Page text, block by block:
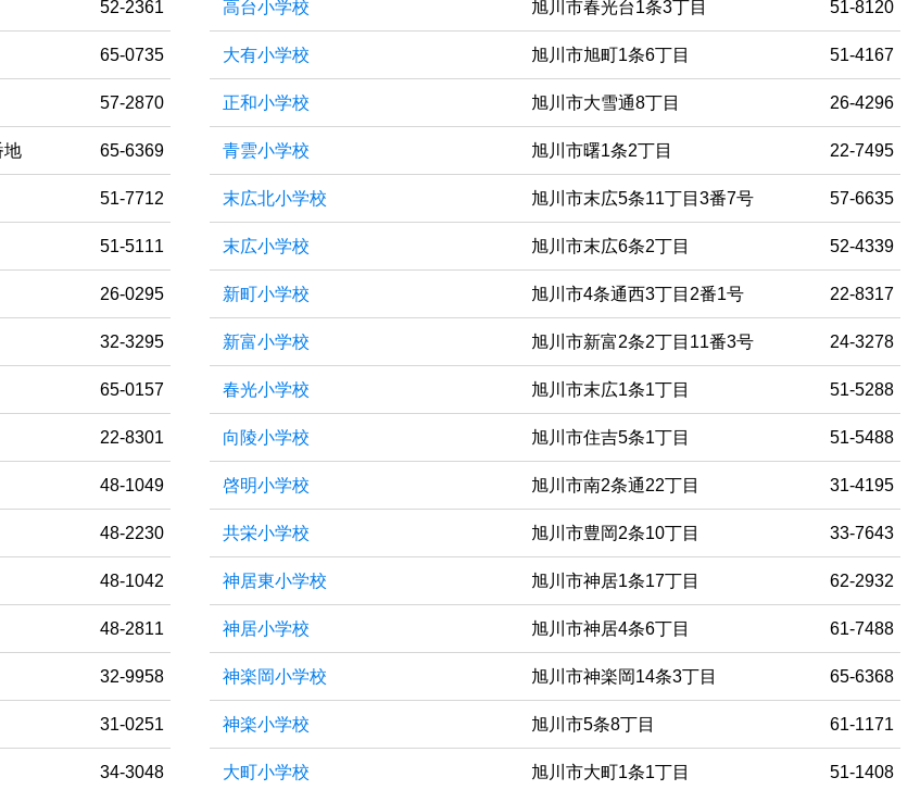
52-2361
65-0735
57-2870
地 65-6369
51-7712
51-5111
26-0295
32-3295
65-0157
22-8301
48-1049
48-2230
48-1042
48-2811
32-9958
31-0251
34-3048
高台小学校 旭川市春光台1条3丁目 51-8120
大有小学校 旭川市旭町1条6丁目 51-4167
正和小学校 旭川市大雪通8丁目 26-4296
青雲小学校 旭川市曙1条2丁目 22-7495
末広北小学校 旭川市末広5条11丁目3番7号 57-6635
末広小学校 旭川市末広6条2丁目 52-4339
新町小学校 旭川市4条通西3丁目2番1号 22-8317
新富小学校 旭川市新富2条2丁目11番3号 24-3278
春光小学校 旭川市末広1条1丁目 51-5288
向陵小学校 旭川市住吉5条1丁目 51-5488
啓明小学校 旭川市南2条通22丁目 31-4195
共栄小学校 旭川市豊岡2条10丁目 33-7643
神居東小学校 旭川市神居1条17丁目 62-2932
神居小学校 旭川市神居4条6丁目 61-7488
神楽岡小学校 旭川市神楽岡14条3丁目 65-6368
神楽小学校 旭川市5条8丁目 61-1171
大町小学校 旭川市大町1条1丁目 51-1408